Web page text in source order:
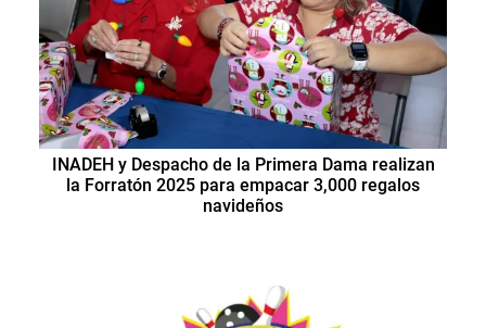
INADEH y Despacho de la Primera Dama realizan
la Forratón 2025 para empacar 3,000 regalos
navideños